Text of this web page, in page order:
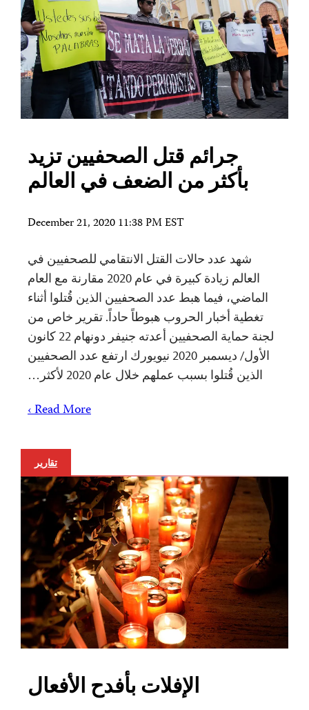
جرائم قتل الصحفيين تزيد
بأكثر من الضعف في العالم
December 21, 2020 11:38 PM EST
شهد عدد حالات القتل الانتقامي للصحفيين في
العالم زيادة كبيرة في عام 2020 مقارنة مع العام
الماضي، فيما هبط عدد الصحفيين الذين قُتلوا أثناء
تغطية أخبار الحروب هبوطاً حاداً. تقرير خاص من
لجنة حماية الصحفيين أعدته جنيفر دونهام 22 كانون
الأول/ ديسمبر 2020 نيويورك ارتفع عدد الصحفيين
الذين قُتلوا بسبب عملهم خلال عام 2020 لأكثر…
Read More ›
تقارير
الإفلات بأفدح الأفعال